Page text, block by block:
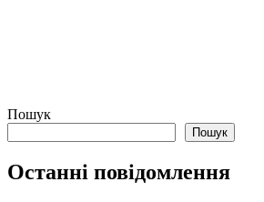
Пошук
Пошук
Останні повідомлення